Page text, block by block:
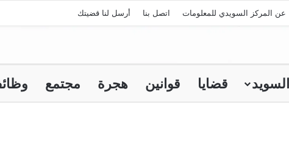
عن المركز السويدي للمعلومات اتصل بنا أرسل لنا قضيتك
قضايا قوانين هجرة مجتمع